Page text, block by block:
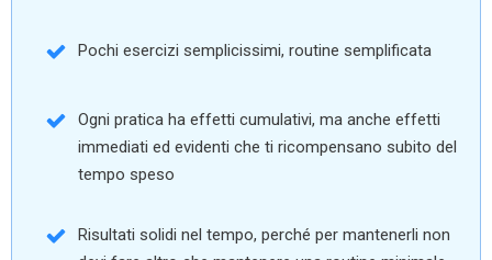
Pochi esercizi semplicissimi, routine semplificata
Ogni pratica ha effetti cumulativi, ma anche effetti
immediati ed evidenti che ti ricompensano subito del
tempo speso
Risultati solidi nel tempo, perché per mantenerli non